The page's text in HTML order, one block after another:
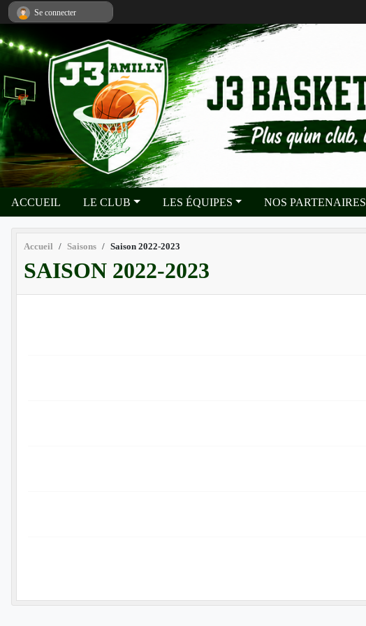
ACCUEIL LE CLUB LES ÉQUIPES NOS PARTENAIRES
Accueil Saisons Saison 2022-2023
SAISON 2022-2023
Se connecter
Panneau de gestion des cookies